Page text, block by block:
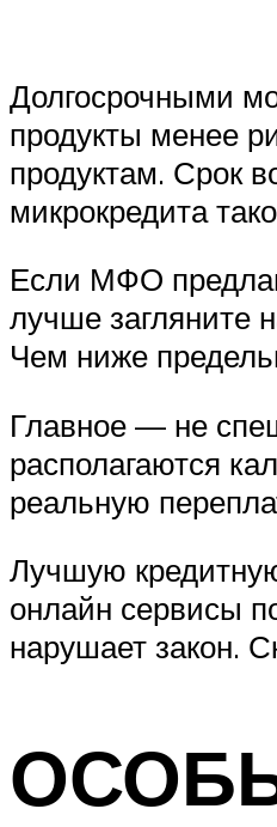
Долгосрочными
продукты менее
продуктам. Срок
микрокредита
Если МФО
лучше загляните
Чем ниже
Главное — не
располагаются
реальную
Лучшую
онлайн сервисы
нарушает закон.